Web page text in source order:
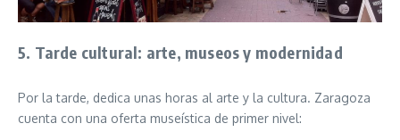
5. Tarde cultural: arte, museos y modernidad
Por la tarde, dedica unas horas al arte y la cultura. Zaragoza
cuenta con una oferta museística de primer nivel: